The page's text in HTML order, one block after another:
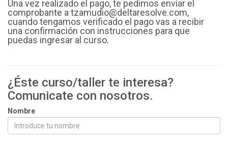
Una vez realizado el pago, te pedimos enviar el
comprobante a tzamudio@deltaresolve.com,
cuando tengamos verificado el pago vas a recibir
una confirmación con instrucciones para que
puedas ingresar al curso.
¿Éste curso/taller te interesa?
Comunicate con nosotros.
Nombre